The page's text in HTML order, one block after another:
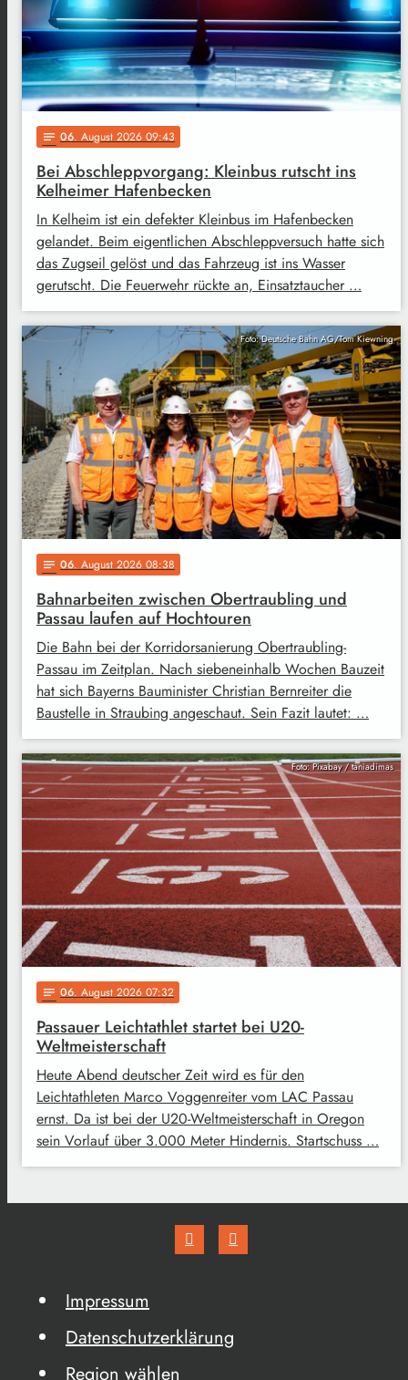
notes 06. August 2026 09:43
Bei Abschleppvorgang: Kleinbus rutscht ins
Kelheimer Hafenbecken
In Kelheim ist ein defekter Kleinbus im Hafenbecken
gelandet. Beim eigentlichen Abschleppversuch hatte sich
das Zugseil gelöst und das Fahrzeug ist ins Wasser
gerutscht. Die Feuerwehr rückte an, Einsatztaucher …
Foto: Deutsche Bahn AG/Tom Kiewning
notes 06. August 2026 08:38
Bahnarbeiten zwischen Obertraubling und
Passau laufen auf Hochtouren
Die Bahn bei der Korridorsanierung Obertraubling-
Passau im Zeitplan. Nach siebeneinhalb Wochen Bauzeit
hat sich Bayerns Bauminister Christian Bernreiter die
Baustelle in Straubing angeschaut. Sein Fazit lautet: …
Foto: Pixabay / taniadimas
notes 06. August 2026 07:32
Passauer Leichtathlet startet bei U20-
Weltmeisterschaft
Heute Abend deutscher Zeit wird es für den
Leichtathleten Marco Voggenreiter vom LAC Passau
ernst. Da ist bei der U20-Weltmeisterschaft in Oregon
sein Vorlauf über 3.000 Meter Hindernis. Startschuss …
Impressum
Datenschutzerklärung
Region wählen